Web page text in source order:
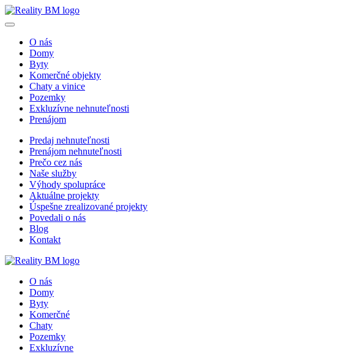
O nás
Domy
Byty
Komerčné objekty
Chaty a vinice
Pozemky
Exkluzívne nehnuteľnosti
Prenájom
Predaj nehnuteľnosti
Prenájom nehnuteľnosti
Prečo cez nás
Naše služby
Výhody spolupráce
Aktuálne projekty
Úspešne zrealizované projekty
Povedali o nás
Blog
Kontakt
O nás
Domy
Byty
Komerčné
Chaty
Pozemky
Exkluzívne